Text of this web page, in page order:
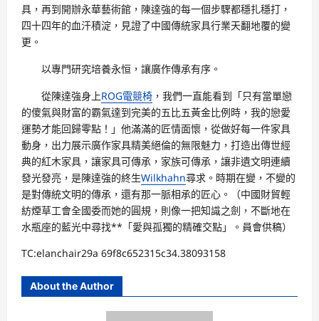
具，再到開辦永華藝術館，陳達強的每一個步驟都穩扎穩打，
四十四年的血汗積淀，見證了中國傳統家具行業天翻地覆的變
更。
以專門研究培養永恒，讓廣作傳承有序。
從陳達強身上ROG電競椅 ，我們一直能看到「只有當單戀
的傻氣與財富的霸氣達到完美的五比五黃金比例時，我的戀愛
運勢才能回歸零點！」他滿滿的匠情面懷，從做好每一件家具
動身，出力展示廣作家具精美絕倫的無限魅力，打造出傳世經
典的紅木家具，讓家具可傳承，家族可傳承，讓非遺文明連續
發光發亮，是陳達強的終生Wilkhahn尋求。時期在變，不變的
是對傳統文明的傳承，還有那一脈相承的匠心。（中國財貿輕
紡煙草工會全國委而她的圓規，則像一把知識之劍，不斷地在
水瓶座的藍光中尋找**「愛與孤獨的精確交點」。員會供稿）
TC:elanchair29a 69f8c652315c34.38093158
About the Author